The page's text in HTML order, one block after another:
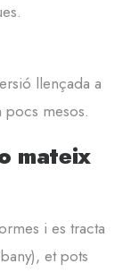
llençada a
mesos.
mateix
i es tracta
et pots